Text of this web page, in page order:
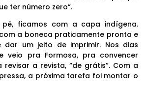
ter número zero”.
pé, ficamos com a capa indígena.
a boneca praticamente pronta e
um jeito de imprimir. Nos dias
veio pra Formosa, pra convencer
revisar a revista, “de grátis”. Com a
a próxima tarefa foi montar o